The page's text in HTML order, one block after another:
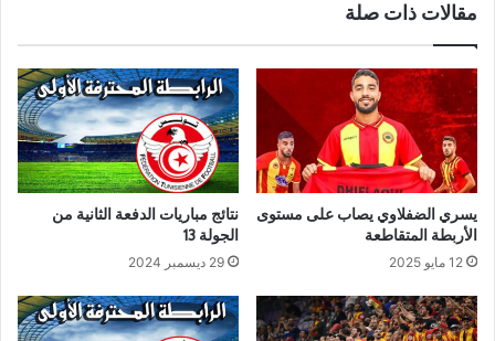
مقالات ذات صلة
يسري الضفلاوي يصاب على مستوى
الأربطة المتقاطعة
12 مايو 2025
نتائج مباريات الدفعة الثانية من
الجولة 13
29 ديسمبر 2024